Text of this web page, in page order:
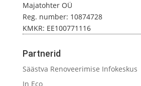
Majatohter OÜ
Reg. number: 10874728
KMKR: EE100771116
Partnerid
Säästva Renoveerimise Infokeskus
In Eco